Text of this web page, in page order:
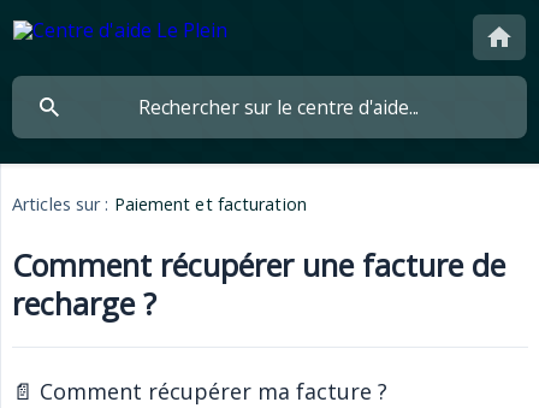
Articles sur : Paiement et facturation
Comment récupérer une facture de
recharge ?
📄 Comment récupérer ma facture ?